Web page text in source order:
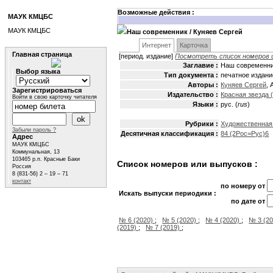
Возможные действия :
Наш современник / Куняев Сергей
Интернет
Карточка
[период. издание] Посмотреть список номеров
Заглавие : Наш
Тип документа : печатное
Авторы : Куняев Сергей ,
Издательство : Красная звезда
Языки : рус. (rus)
Рубрики :
Десятичная классификация : 84 (2Рос=Рус)6
Список номеров или выпусков :
Искать выпуски периодики :
по номеру от
по дате от
№ 6 (2020) ; № 5 (2020) ; № 4 (2020) ;
№ 3
(2019) ; № 7 (2019) ;
МАУК КМЦБС
МАУК КМЦБС
Главная страница
Выбор языка
Зарегистрироваться
Войти в свою карточку читателя
Забыли пароль ?
Адрес
МАУК КМЦБС
Коммунальная, 13
103465 р.п. Красные Баки
Россия
8 (831-56) 2 – 19 – 71
контакт